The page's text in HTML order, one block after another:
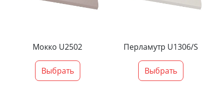
Мокко U2502
Выбрать
Перламутр U1306/S
Выбрать